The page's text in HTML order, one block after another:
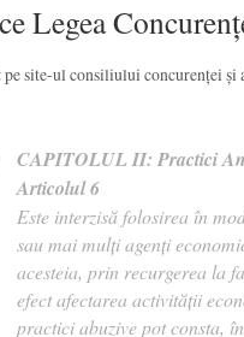
Legea
site-ul consiliului concurenței și
CAPITOLUL II: Practici
Articolul 6
Este interzisă folosirea în
sau mai mulți agenți
acesteia, prin recurgerea la
efect afectarea activității
practici abuzive pot consta,